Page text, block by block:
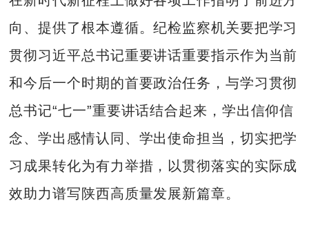
向、提供了根本遵循。纪检监察机关要把学习
贯彻习近平总书记重要讲话重要指示作为当前
和今后一个时期的首要政治任务，与学习贯彻
总书记“七一”重要讲话结合起来，学出信仰信
念、学出感情认同、学出使命担当，切实把学
习成果转化为有力举措，以贯彻落实的实际成
效助力谱写陕西高质量发展新篇章。